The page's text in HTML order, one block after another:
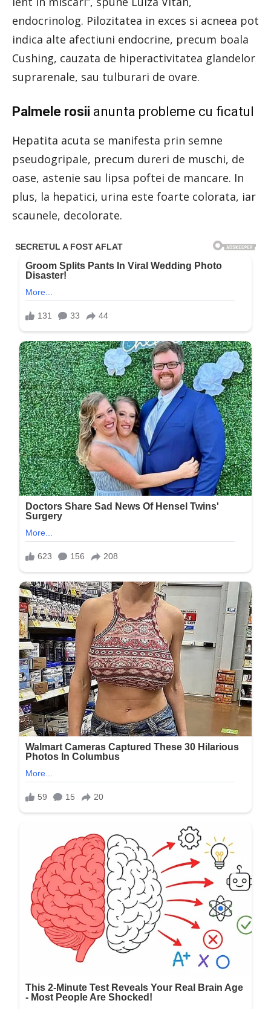
endocrinolog. Pilozitatea in exces si acneea pot
indica alte afectiuni endocrine, precum boala
Cushing, cauzata de hiperactivitatea glandelor
suprarenale, sau tulburari de ovare.
Palmele rosii anunta probleme cu ficatul
Hepatita acuta se manifesta prin semne
pseudogripale, precum dureri de muschi, de
oase, astenie sau lipsa poftei de mancare. In
plus, la hepatici, urina este foarte colorata, iar
scaunele, decolorate.